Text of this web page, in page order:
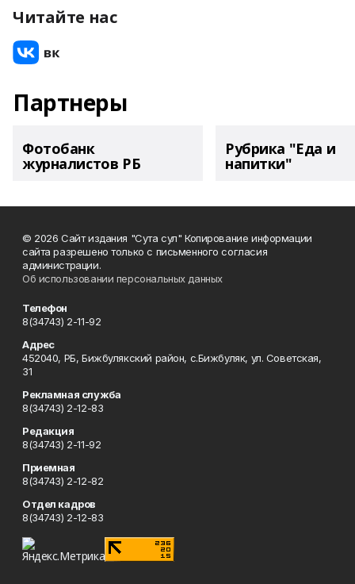
Читайте нас
Партнеры
Фотобанк
журналистов РБ
Рубрика "Еда и
напитки"
© 2026 Сайт издания "Сута сул" Копирование информации
сайта разрешено только с письменного согласия
администрации.
Об использовании персональных данных
Телефон
8(34743) 2-11-92
Адрес
452040, РБ, Бижбулякский район, с.Бижбуляк, ул. Советская,
31
Рекламная служба
8(34743) 2-12-83
Редакция
8(34743) 2-11-92
Приемная
8(34743) 2-12-82
Отдел кадров
8(34743) 2-12-83